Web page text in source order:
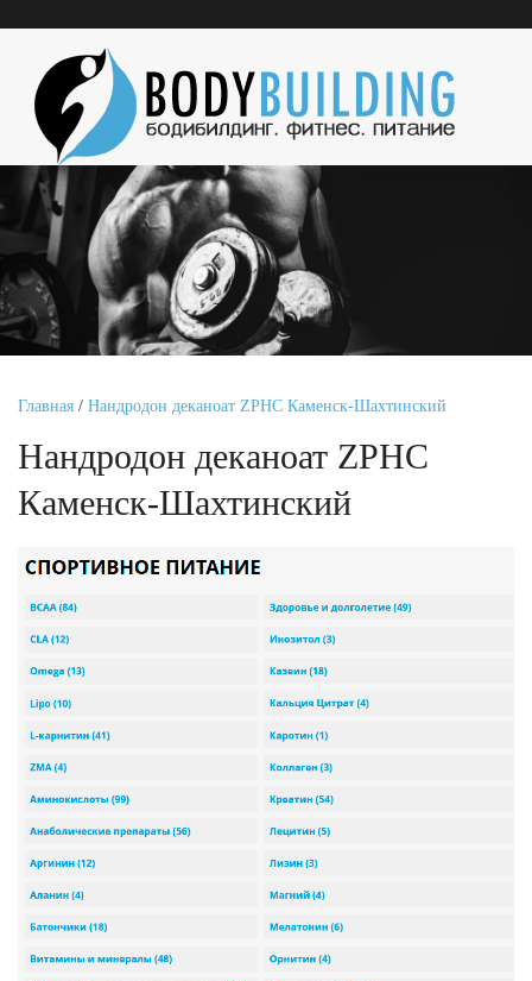
Главная / Нандродон деканоат ZPHC Каменск-Шахтинский
Нандродон деканоат ZPHC
Каменск-Шахтинский